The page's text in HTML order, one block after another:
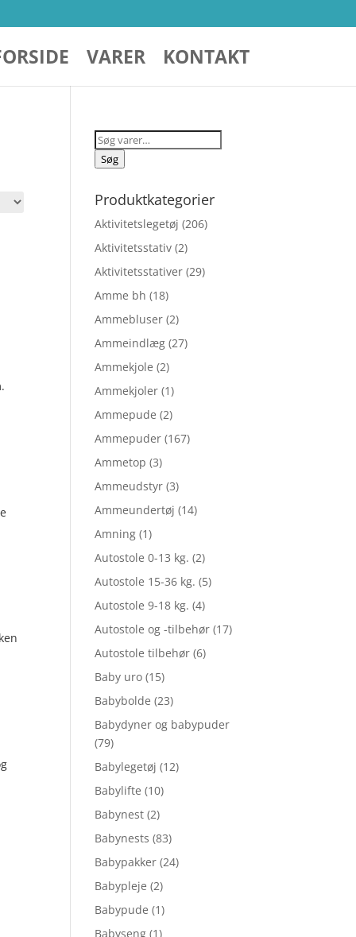
VARER KONTAKT
Søg
efter:
Søg
Produktkategorier
Aktivitetslegetøj (206)
Aktivitetsstativ (2)
Aktivitetsstativer (29)
Amme bh (18)
Ammebluser (2)
Ammeindlæg (27)
Ammekjole (2)
Ammekjoler (1)
Ammepude (2)
Ammepuder (167)
Ammetop (3)
Ammeudstyr (3)
Ammeundertøj (14)
Amning (1)
Autostole 0-13 kg. (2)
Autostole 15-36 kg. (5)
Autostole 9-18 kg. (4)
Autostole og -tilbehør (17)
Autostole tilbehør (6)
Baby uro (15)
Babybolde (23)
Babydyner og babypuder
(79)
Babylegetøj (12)
Babylifte (10)
Babynest (2)
Babynests (83)
Babypakker (24)
Babypleje (2)
Babypude (1)
Babyseng (1)